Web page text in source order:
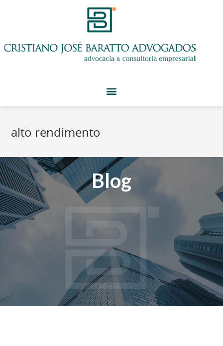
alto rendimento
Blog